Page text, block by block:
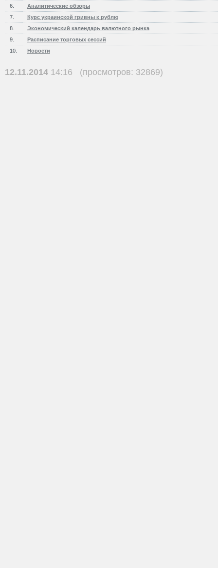
6.
Аналитические обзоры
7.
Курс украинской гривны к рублю
8.
Экономический календарь валютного рынка
9.
Расписание торговых сессий
10.
Новости
12.11.2014 14:16 (просмотров: 32869)